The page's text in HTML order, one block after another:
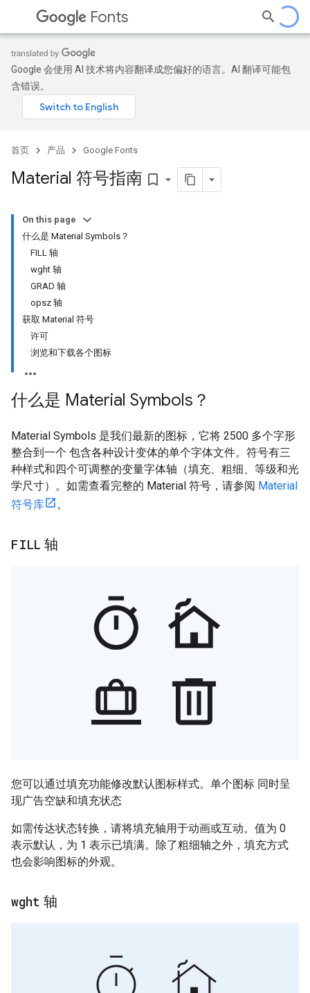
Fonts
Google 会使用 AI 技术将内容翻译成您偏好的语言。AI 翻译可能包
含错误。
首页 产品 Google Fonts
Material 符号指南 bookmark_border
On this page
什么是 Material Symbols？
FILL 轴
wght 轴
GRAD 轴
opsz 轴
获取 Material 符号
许可
浏览和下载各个图标
什么是 Material Symbols？
Material Symbols 是我们最新的图标，它将 2500 多个字形
整合到一个 包含各种设计变体的单个字体文件。符号有三
种样式和四个可调整的变量字体轴（填充、粗细、等级和光
学尺寸）。如需查看完整的 Material 符号，请参阅 Material
符号库
。
FILL 轴
您可以通过填充功能修改默认图标样式。单个图标 同时呈
现广告空缺和填充状态
如需传达状态转换，请将填充轴用于动画或互动。值为 0
表示默认，为 1 表示已填满。除了粗细轴之外，填充方式
也会影响图标的外观。
wght 轴